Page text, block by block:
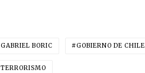
GABRIEL BORIC GOBIERNO DE CHILE
TERRORISMO